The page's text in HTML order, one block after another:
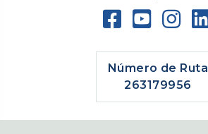
Número de Ruta
263179956